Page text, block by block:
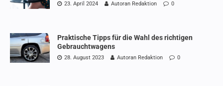
23. April 2024 Autoran Redaktion 0
Praktische Tipps für die Wahl des richtigen
Gebrauchtwagens
28. August 2023 Autoran Redaktion 0